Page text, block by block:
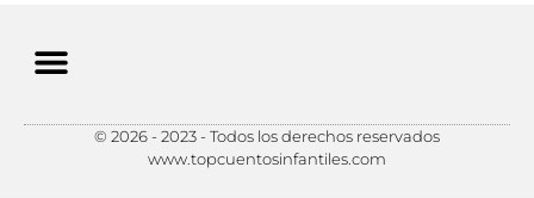
© 2026 - 2023 - Todos los derechos reservados
www.topcuentosinfantiles.com